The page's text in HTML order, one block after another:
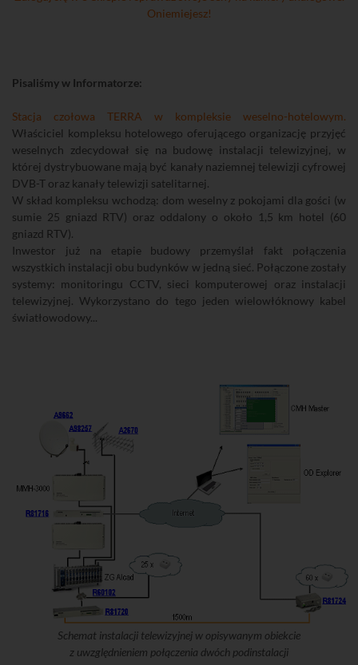
Oniemiejesz!
Pisaliśmy w Informatorze:
Stacja czołowa TERRA w kompleksie weselno-hotelowym.
Właściciel kompleksu hotelowego oferującego organizację przyjęć
weselnych zdecydował się na budowę instalacji telewizyjnej, w
której dystrybuowane mają być kanały naziemnej telewizji cyfrowej
DVB-T oraz kanały telewizji satelitarnej.
W skład kompleksu wchodzą: dom weselny z pokojami dla gości (w
sumie 25 gniazd RTV) oraz oddalony o około 1,5 km hotel (60
gniazd RTV).
Inwestor już na etapie budowy przemyślał fakt połączenia
wszystkich instalacji obu budynków w jedną sieć. Połączone zostały
systemy: monitoringu CCTV, sieci komputerowej oraz instalacji
telewizyjnej. Wykorzystano do tego jeden wielowłóknowy kabel
światłowodowy...
Schemat instalacji telewizyjnej w opisywanym obiekcie
z uwzględnieniem połączenia dwóch podinstalacji